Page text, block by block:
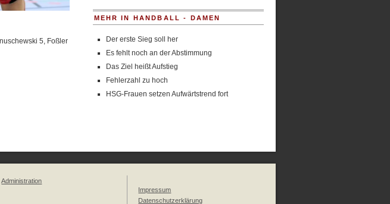
5, Foßler
MEHR IN HANDBALL - DAMEN
Der erste Sieg soll her
Es fehlt noch an der Abstimmung
Das Ziel heißt Aufstieg
Fehlerzahl zu hoch
HSG-Frauen setzen Aufwärtstrend fort
Administration
Impressum
Datenschutzerklärung